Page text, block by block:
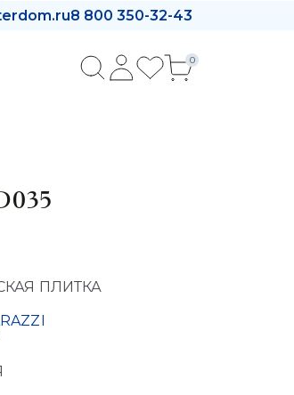
8 800 350-32-43
0
ПЛИТКА